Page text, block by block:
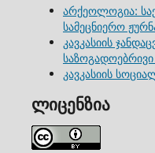
არქეოლოგია:
სამეცნიერო
კავკასიის
კავკასიის
ლიცენზია